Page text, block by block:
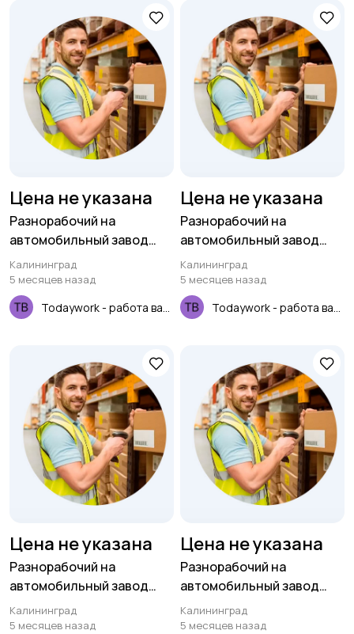
Цена не указана
Разнорабочий на
автомобильный завод
(вахта для РФ)
Калининград
5 месяцев назад
Цена не указана
Разнорабочий на
автомобильный завод
(вахта для РФ)
Калининград
5 месяцев назад
Цена не указана
Разнорабочий на
автомобильный завод
(вахта для РФ)
Калининград
5 месяцев назад
Цена не указана
Разнорабочий на
автомобильный завод
(вахта для РФ)
Калининград
5 месяцев назад